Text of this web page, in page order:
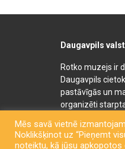
Daugavpils
Rotko muzejs ir
Daugavpils
pastāvīgās un
organizēti
semināru un
kafejnīca.
Mēs savā vietnē
Noklikšķinot uz “Pieņemt
noteiktu, kā jūsu